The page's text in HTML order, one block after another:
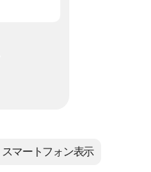
スマートフォン表示